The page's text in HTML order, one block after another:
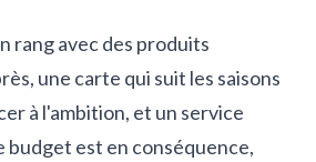
rang avec des produits
une carte qui suit les saisons
à l'ambition, et un service
budget est en conséquence,